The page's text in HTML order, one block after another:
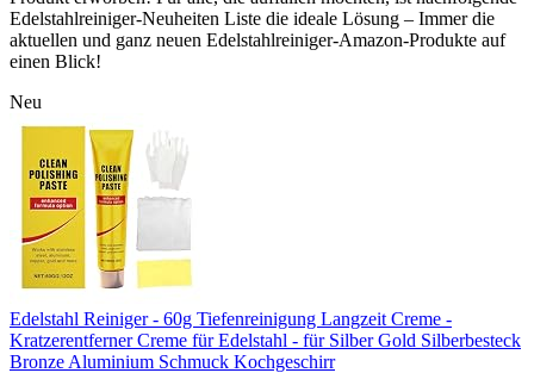
Edelstahlreiniger-Neuheiten Liste die ideale Lösung – Immer die
aktuellen und ganz neuen Edelstahlreiniger-Amazon-Produkte auf
einen Blick!
Neu
Edelstahl Reiniger - 60g Tiefenreinigung Langzeit Creme -
Kratzerentferner Creme für Edelstahl - für Silber Gold Silberbesteck
Bronze Aluminium Schmuck Kochgeschirr